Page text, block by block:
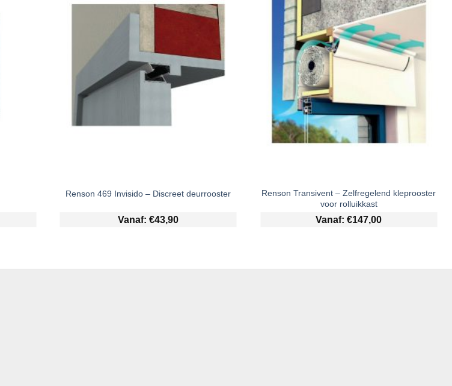
Renson 469 Invisido – Discreet deurrooster
Vanaf:€43,90
Renson Transivent – Zelfregelend kleprooster
voor rolluikkast
Vanaf:€147,00